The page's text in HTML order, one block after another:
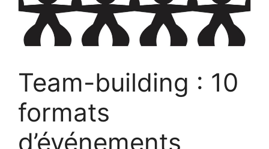
Team-building : 10
formats
d’événements